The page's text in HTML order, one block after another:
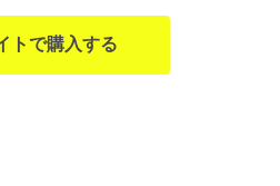
トで購入する